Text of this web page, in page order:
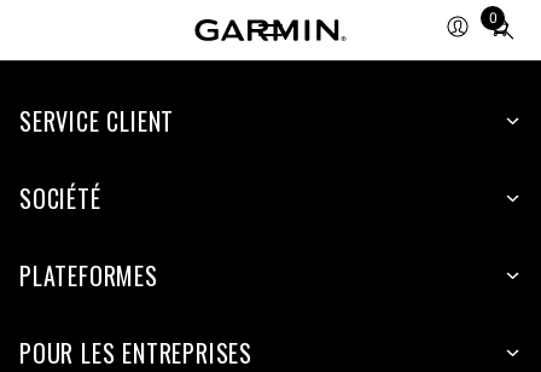
0
Total
items
cart:
SERVICE CLIENT
SOCIÉTÉ
PLATEFORMES
POUR LES ENTREPRISES